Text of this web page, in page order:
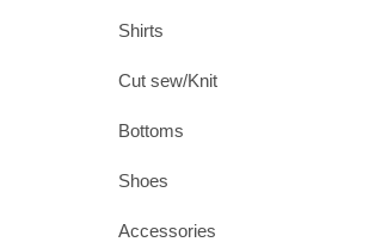
Shirts
Cut sew/Knit
Bottoms
Shoes
Accessories